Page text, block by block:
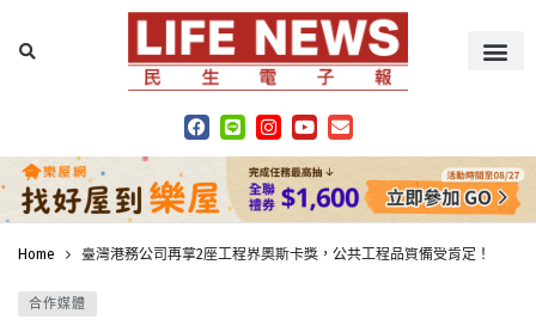
Home 臺灣港務公司再拿2座工程界奧斯卡獎，公共工程品質備受肯定！
合作媒體